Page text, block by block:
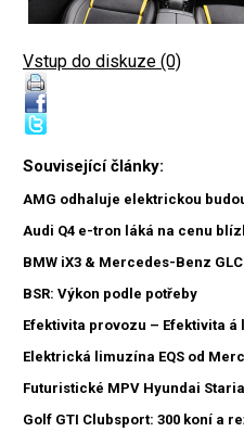
Vstup do diskuze (0)
Související články:
AMG odhaluje elektrickou
Audi Q4 e-tron láká na cenu
BMW iX3 & Mercedes-Benz
BSR: Výkon podle potřeby
Efektivita provozu – Efektivita á
Elektrická limuzína EQS od
Futuristické MPV Hyundai
Golf GTI Clubsport: 300 koní a